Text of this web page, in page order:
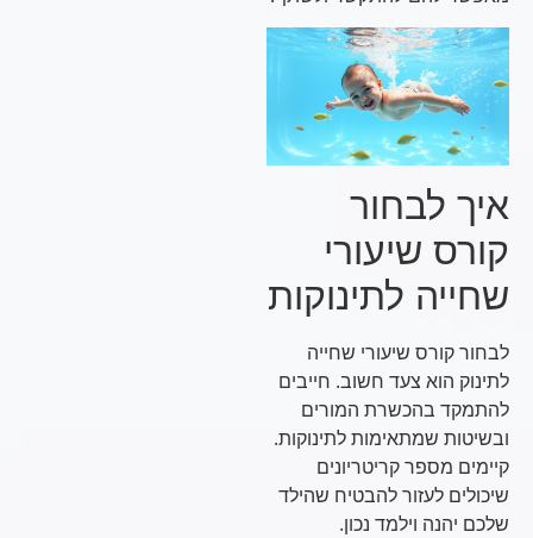
איך לבחור
קורס שיעורי
שחייה לתינוקות
לבחור קורס שיעורי שחייה
לתינוק הוא צעד חשוב. חייבים
להתמקד בהכשרת המורים
ובשיטות שמתאימות לתינוקות.
קיימים מספר קריטריונים
שיכולים לעזור להבטיח שהילד
שלכם יהנה וילמד נכון.